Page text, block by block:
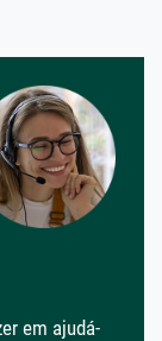
em ajudá-